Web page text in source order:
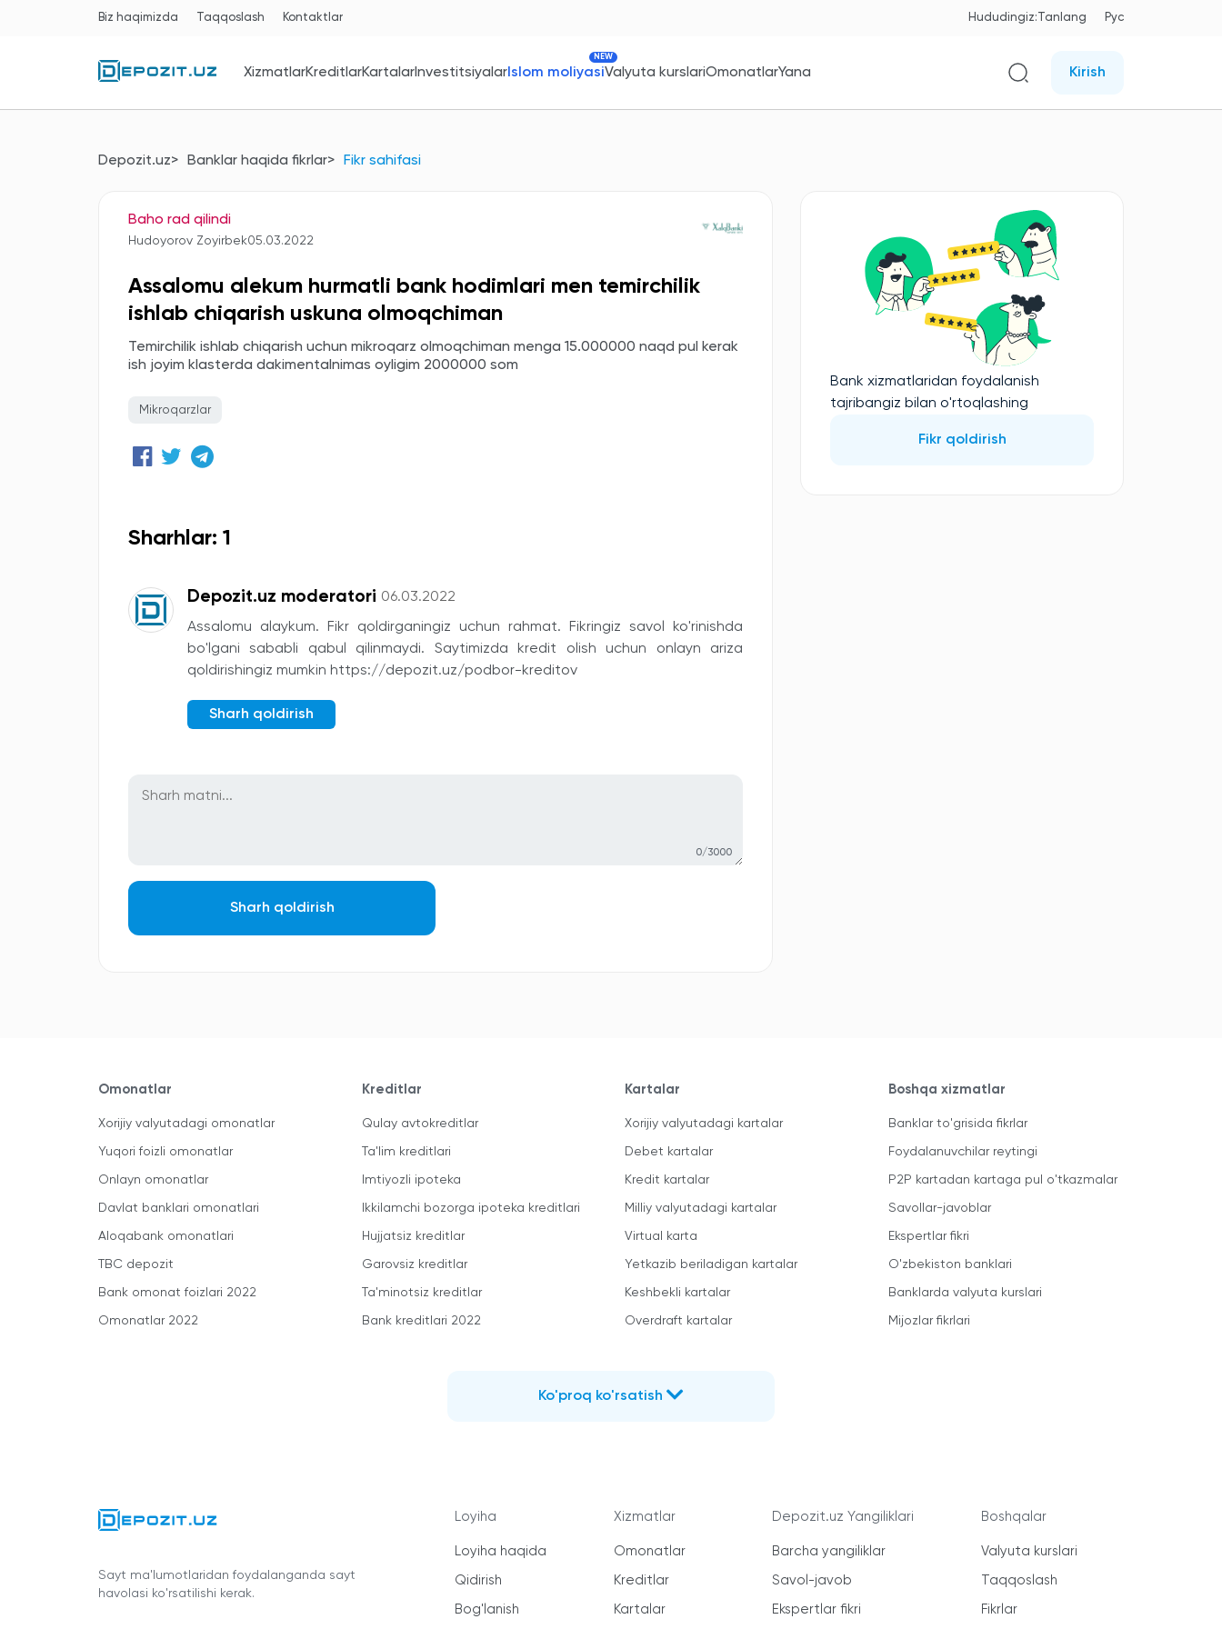
Biz haqimizda Taqqoslash Kontaktlar Hududingiz:Tanlang Рус
XizmatlarKreditlarKartalarInvestitsiyalarIslom moliyasi
NEW
Valyuta kurslariOmonatlarYana Kirish
Depozit.uz Banklar haqida fikrlar Fikr sahifasi
Baho rad qilindi
Hudoyorov Zoyirbek05.03.2022
Assalomu alekum hurmatli bank hodimlari men temirchilik
ishlab chiqarish uskuna olmoqchiman
Temirchilik ishlab chiqarish uchun mikroqarz olmoqchiman menga 15.000000 naqd pul kerak
ish joyim klasterda dakimentalnimas oyligim 2000000 som
Mikroqarzlar
Sharhlar: 1
Depozit.uz moderatori 06.03.2022
Assalomu alaykum. Fikr qoldirganingiz uchun rahmat. Fikringiz savol ko'rinishda
bo'lgani sababli qabul qilinmaydi. Saytimizda kredit olish uchun onlayn ariza
qoldirishingiz mumkin https://depozit.uz/podbor-kreditov
Sharh qoldirish
0/3000
Sharh qoldirish
Bank xizmatlaridan foydalanish
tajribangiz bilan o'rtoqlashing
Fikr qoldirish
Omonatlar
Xorijiy valyutadagi omonatlar
Yuqori foizli omonatlar
Onlayn omonatlar
Davlat banklari omonatlari
Aloqabank omonatlari
TBC depozit
Bank omonat foizlari 2022
Omonatlar 2022
Kreditlar
Qulay avtokreditlar
Ta'lim kreditlari
Imtiyozli ipoteka
Ikkilamchi bozorga ipoteka kreditlari
Hujjatsiz kreditlar
Garovsiz kreditlar
Ta'minotsiz kreditlar
Bank kreditlari 2022
Kartalar
Xorijiy valyutadagi kartalar
Debet kartalar
Kredit kartalar
Milliy valyutadagi kartalar
Virtual karta
Yetkazib beriladigan kartalar
Keshbekli kartalar
Overdraft kartalar
Boshqa xizmatlar
Banklar to'grisida fikrlar
Foydalanuvchilar reytingi
P2P kartadan kartaga pul o'tkazmalar
Savollar-javoblar
Ekspertlar fikri
O'zbekiston banklari
Banklarda valyuta kurslari
Mijozlar fikrlari
Ko'proq ko'rsatish
Sayt ma'lumotlaridan foydalanganda sayt
havolasi ko'rsatilishi kerak.
Loyiha
Loyiha haqida
Qidirish
Bog'lanish
Xizmatlar
Omonatlar
Kreditlar
Kartalar
Depozit.uz Yangiliklari
Barcha yangiliklar
Savol-javob
Ekspertlar fikri
Boshqalar
Valyuta kurslari
Taqqoslash
Fikrlar